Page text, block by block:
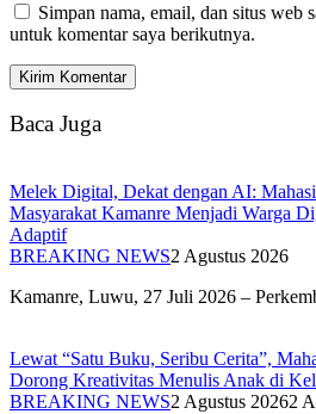
Simpan nama, email, dan situs web
untuk komentar saya berikutnya.
Baca Juga
Melek Digital, Dekat dengan AI:
Masyarakat Kamanre Menjadi Warga
Adaptif
BREAKING NEWS2 Agustus 2026
Kamanre, Luwu, 27 Juli 2026 –
Lewat “Satu Buku, Seribu Cerita”,
Dorong Kreativitas Menulis Anak di
BREAKING NEWS2 Agustus 20262